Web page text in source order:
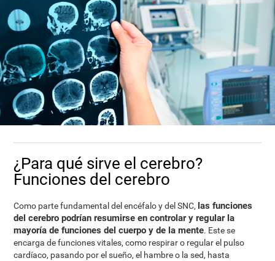
¿Para qué sirve el cerebro?
Funciones del cerebro
Como parte fundamental del encéfalo y del SNC, las funciones
del cerebro podrían resumirse en controlar y regular la
mayoría de funciones del cuerpo y de la mente. Este se
encarga de funciones vitales, como respirar o regular el pulso
cardíaco, pasando por el sueño, el hambre o la sed, hasta